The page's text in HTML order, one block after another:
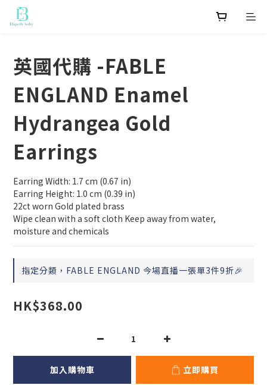
英國代購 -FABLE
ENGLAND Enamel
Hydrangea Gold
Earrings
Earring Width: 1.7 cm (0.67 in)
Earring Height: 1.0 cm (0.39 in)
22ct worn Gold plated brass
Wipe clean with a soft cloth Keep away from water,
moisture and chemicals
指定分類，FABLE ENGLAND 今場直播一張單3件9折🎉
HK$368.00
加入購物車 立即購買